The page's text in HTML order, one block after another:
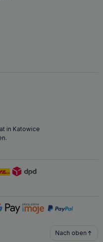
in Katowice
Nach oben